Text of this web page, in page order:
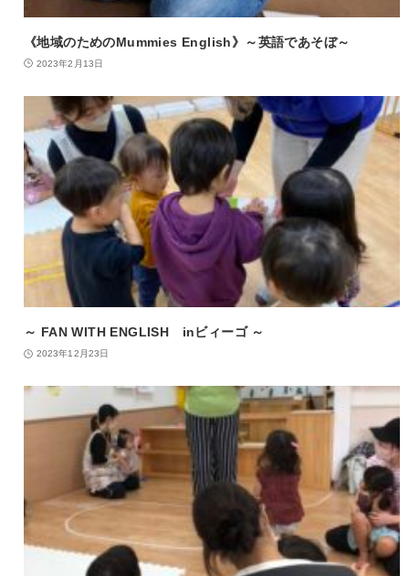
《地域のためのMummies English》～英語であそぼ～
2023年2月13日
～ FAN WITH ENGLISH inビィーゴ ～
2023年12月23日